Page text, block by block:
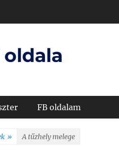
FB oldalam
» A tűzhely melege